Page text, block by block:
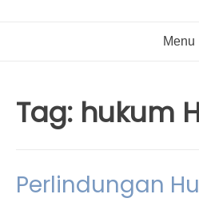
Menu
Tag: hukum
Perlindungan